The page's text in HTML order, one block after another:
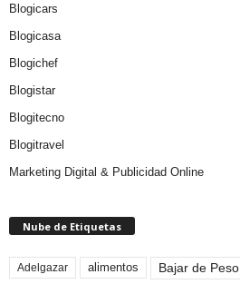
Blogicars
Blogicasa
Blogichef
Blogistar
Blogitecno
Blogitravel
Marketing Digital & Publicidad Online
Nube de Etiquetas
Adelgazar alimentos Bajar de Peso